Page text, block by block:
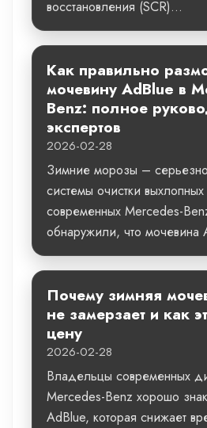
восстановления (SCR)...
Как правильно
мочевину AdBlue в
Benz: полное
экспертов
2026-02-28
Зимние морозы –
системы очистки выхлопных
современных Mercedes-
обнаружили, что мочевина
Почему зимняя
не замерзает и как
цену
2026-02-28
Владельцы современных
Mercedes-Benz хорошо
AdBlue, которая снижает